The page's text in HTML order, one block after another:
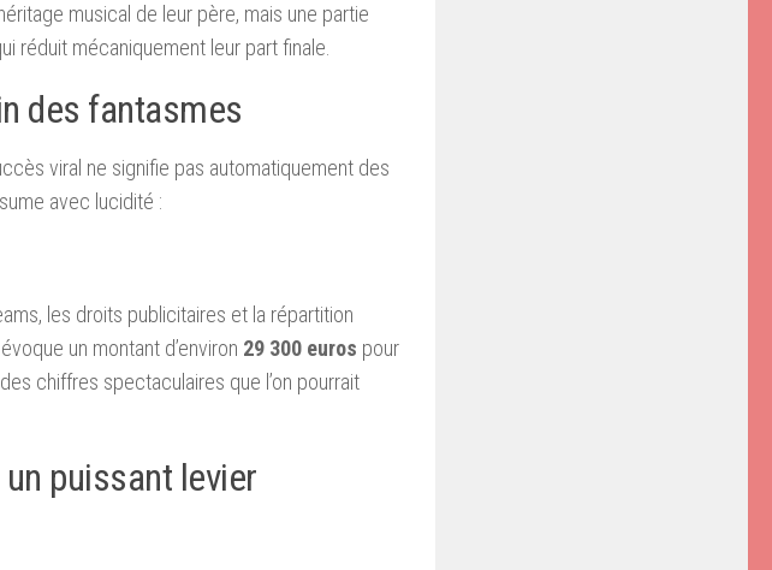
musical de leur père, mais une partie
réduit mécaniquement leur part finale.
des fantasmes
viral ne signifie pas automatiquement des
avec lucidité :
les droits publicitaires et la répartition
un montant d’environ 29 300 euros pour
chiffres spectaculaires que l’on pourrait
puissant levier